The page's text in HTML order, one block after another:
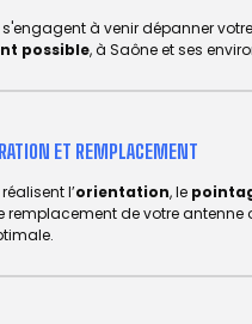
à venir dépanner
possible, à Saône et ses
ET REMPLACEMENT​
l’orientation, le
remplacement de votre antenne